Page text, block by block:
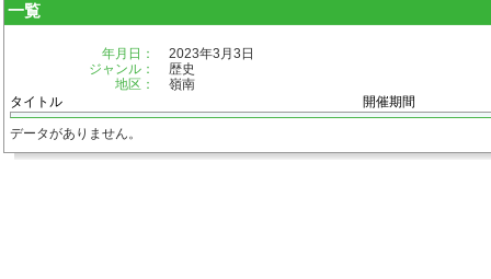
一覧
年月日：
2023年3月3日
ジャンル：
歴史
地区：
嶺南
タイトル
開催期間
データがありません。